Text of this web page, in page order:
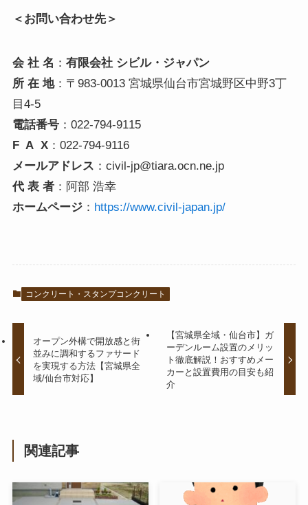
＜お問い合わせ先＞
会 社 名 ： 有限会社 シビル・ジャパン
所 在 地：〒983-0013 宮城県仙台市宮城野区中野3丁
目4-5
電話番号：022-794-9115
F A X：022-794-9116
メールアドレス ：civil-jp@tiara.ocn.ne.jp
代 表 者：阿部 浩幸
ホームページ： https://www.civil-japan.jp/
コンクリート・スタンプコンクリート
オープン外構で開放感と街
並みに調和するファサード
を実現する方法【宮城県全
域/仙台市対応】
【宮城県全域・仙台市】ガ
ーデンルーム設置のメリッ
ト徹底解説！おすすめメー
カーと設置費用の目安も紹
介
関連記事